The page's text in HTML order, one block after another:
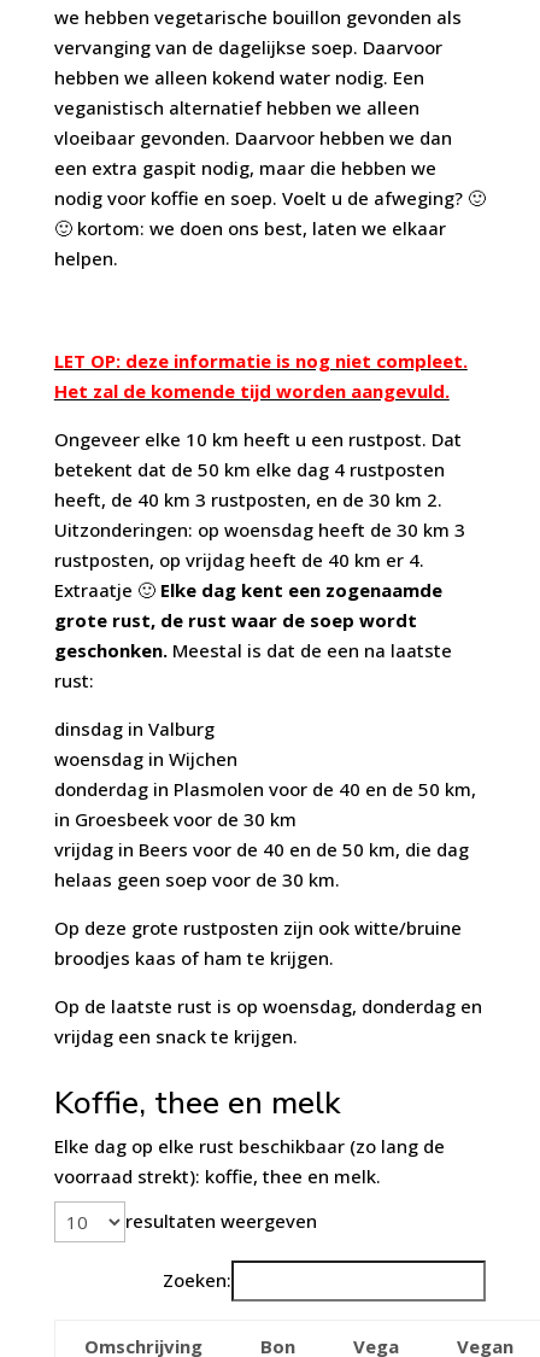
we hebben vegetarische bouillon gevonden als
vervanging van de dagelijkse soep. Daarvoor
hebben we alleen kokend water nodig. Een
veganistisch alternatief hebben we alleen
vloeibaar gevonden. Daarvoor hebben we dan
een extra gaspit nodig, maar die hebben we
nodig voor koffie en soep. Voelt u de afweging? 🙂
🙂 kortom: we doen ons best, laten we elkaar
helpen.
LET OP: deze informatie is nog niet compleet.
Het zal de komende tijd worden aangevuld.
Ongeveer elke 10 km heeft u een rustpost. Dat
betekent dat de 50 km elke dag 4 rustposten
heeft, de 40 km 3 rustposten, en de 30 km 2.
Uitzonderingen: op woensdag heeft de 30 km 3
rustposten, op vrijdag heeft de 40 km er 4.
Extraatje 🙂 Elke dag kent een zogenaamde
grote rust, de rust waar de soep wordt
geschonken.Meestal is dat de een na laatste
rust:
dinsdag in Valburg
woensdag in Wijchen
donderdag in Plasmolen voor de 40 en de 50 km,
in Groesbeek voor de 30 km
vrijdag in Beers voor de 40 en de 50 km, die dag
helaas geen soep voor de 30 km.
Op deze grote rustposten zijn ook witte/bruine
broodjes kaas of ham te krijgen.
Op de laatste rust is op woensdag, donderdag en
vrijdag een snack te krijgen.
Koffie, thee en melk
Elke dag op elke rust beschikbaar (zo lang de
voorraad strekt): koffie, thee en melk.
resultaten weergeven
Zoeken:
Omschrijving Bon Vega Vegan